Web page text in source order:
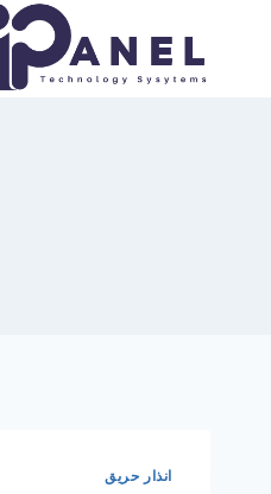
المحتوى
انذار حريق